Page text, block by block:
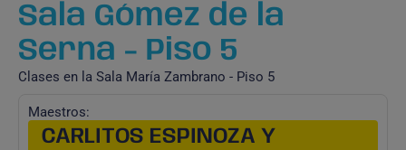
Sala Gómez de la
Serna - Piso 5
Clases en la Sala María Zambrano - Piso 5
Maestros:
CARLITOS ESPINOZA Y